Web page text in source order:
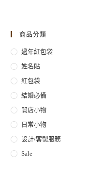
商品分類
過年紅包袋
姓名貼
紅包袋
結婚必備
開店小物
日常小物
設計/客製服務
Sale